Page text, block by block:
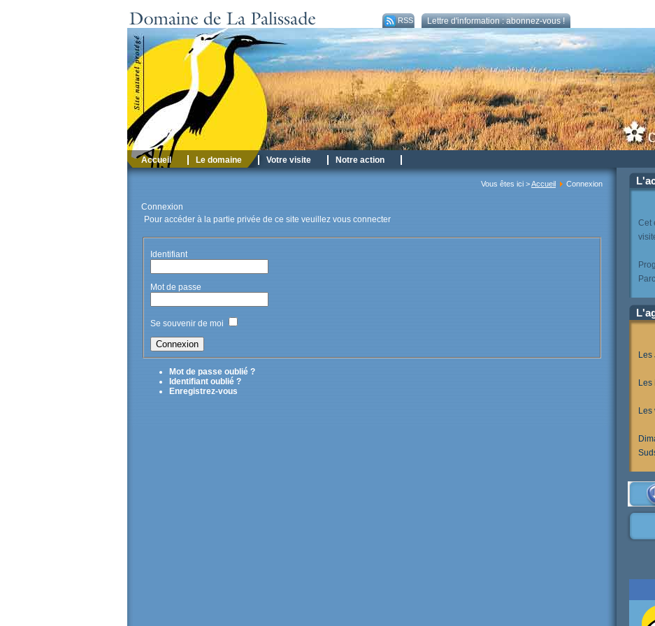
RSS Lettre d'information : abonnez-vous !
Accueil Le domaine Votre visite Notre action
Vous êtes ici >Accueil Connexion
Connexion
Pour accéder à la partie privée de ce site veuillez vous connecter
Identifiant
Mot de passe
Se souvenir de moi
Mot de passe oublié ?
Identifiant oublié ?
Enregistrez-vous
Cet
Les
Les
Les